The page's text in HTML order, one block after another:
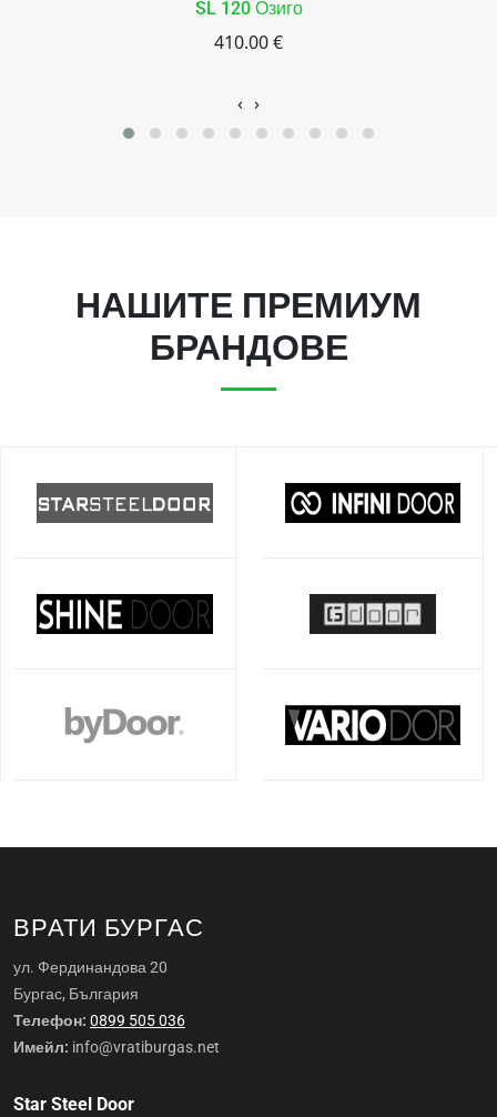
SL 120 Озиго
410.00 €
‹ ›
НАШИТЕ ПРЕМИУМ
БРАНДОВЕ
ВРАТИ БУРГАС
ул. Фердинандова 20
Бургас, България
Телефон: 0899 505 036
Имейл: info@vratiburgas.net
Star Steel Door